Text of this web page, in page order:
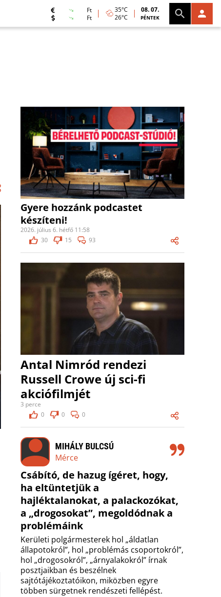
Ft
Ft
35°C
26°C
08. 07.
PÉNTEK
Gyere hozzánk podcastet
készíteni!
2026. július 6. hétfő 11:58
30
15 93
Antal Nimród rendezi
Russell Crowe új sci-fi
akciófilmjét
3 perce
0
0 0
MIHÁLY BULCSÚ
Mérce
Csábító, de hazug ígéret, hogy,
ha eltüntetjük a
hajléktalanokat, a palackozókat,
a „drogosokat”, megoldódnak a
problémáink
Kerületi polgármesterek hol „áldatlan
állapotokról”, hol „problémás csoportokról”,
hol „drogosokról”, „árnyalakokról” írnak
posztjaikban és beszélnek
sajtótájékoztatóikon, miközben egyre
többen sürgetnek rendészeti fellépést.